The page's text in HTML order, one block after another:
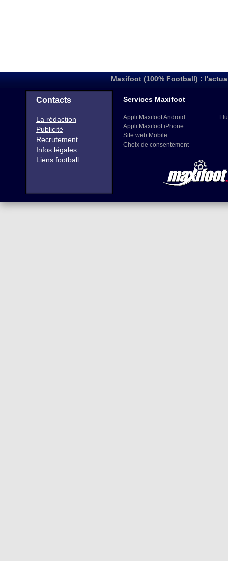
Maxifoot (100% Football) :
Contacts
La rédaction
Publicité
Recrutement
Infos légales
Liens football
Services Maxifoot
Appli Maxifoot Android
Appli Maxifoot iPhone
Site web Mobile
Choix de consentement